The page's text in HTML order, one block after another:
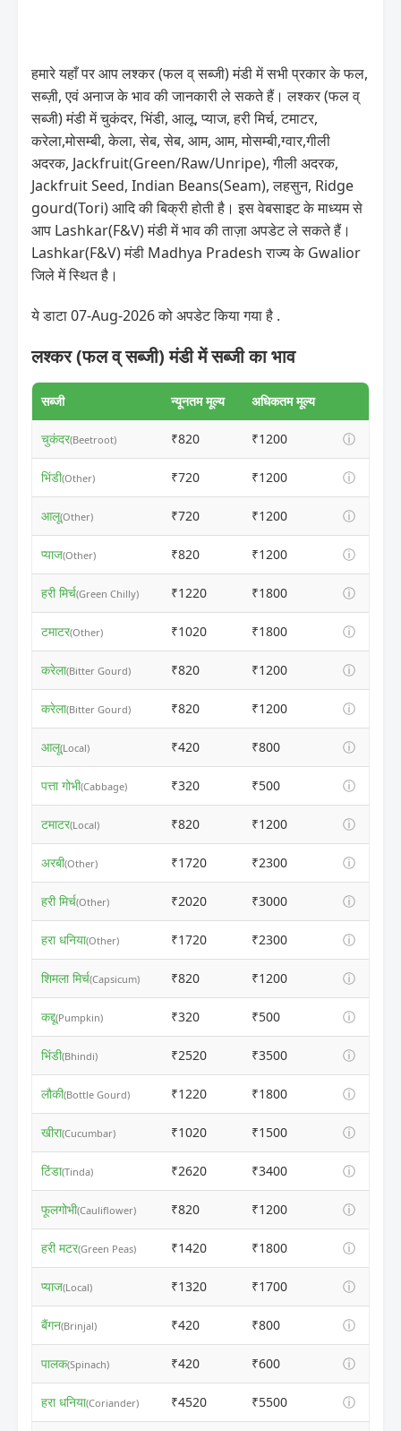
हमारे यहाँ पर आप लश्कर (फल व् सब्जी) मंडी में सभी प्रकार के फल,
सब्ज़ी, एवं अनाज के भाव की जानकारी ले सकते हैं। लश्कर (फल व्
सब्जी) मंडी में चुकंदर, भिंडी, आलू, प्याज, हरी मिर्च, टमाटर,
करेला,मोसम्बी, केला, सेब, सेब, आम, आम, मोसम्बी,ग्वार,गीली
अदरक, Jackfruit(Green/Raw/Unripe), गीली अदरक,
Jackfruit Seed, Indian Beans(Seam), लहसुन, Ridge
gourd(Tori) आदि की बिक्री होती है। इस वेबसाइट के माध्यम से
आप Lashkar(F&V) मंडी में भाव की ताज़ा अपडेट ले सकते हैं।
Lashkar(F&V) मंडी Madhya Pradesh राज्य के Gwalior
जिले में स्थित है।
ये डाटा 07-Aug-2026 को अपडेट किया गया है .
लश्कर (फल व् सब्जी) मंडी में सब्जी का भाव
सब्जी न्यूनतम मूल्य अधिकतम मूल्य
चुकंदर(Beetroot) ₹820 ₹1200 ⓘ
भिंडी(Other) ₹720 ₹1200 ⓘ
आलू(Other) ₹720 ₹1200 ⓘ
प्याज(Other) ₹820 ₹1200 ⓘ
हरी मिर्च(Green Chilly) ₹1220 ₹1800 ⓘ
टमाटर(Other) ₹1020 ₹1800 ⓘ
करेला(Bitter Gourd) ₹820 ₹1200 ⓘ
करेला(Bitter Gourd) ₹820 ₹1200 ⓘ
आलू(Local) ₹420 ₹800 ⓘ
पत्ता गोभी(Cabbage) ₹320 ₹500 ⓘ
टमाटर(Local) ₹820 ₹1200 ⓘ
अरबी(Other) ₹1720 ₹2300 ⓘ
हरी मिर्च(Other) ₹2020 ₹3000 ⓘ
हरा धनिया(Other) ₹1720 ₹2300 ⓘ
शिमला मिर्च(Capsicum) ₹820 ₹1200 ⓘ
कद्दू(Pumpkin) ₹320 ₹500 ⓘ
भिंडी(Bhindi) ₹2520 ₹3500 ⓘ
लौकी(Bottle Gourd) ₹1220 ₹1800 ⓘ
खीरा(Cucumbar) ₹1020 ₹1500 ⓘ
टिंडा(Tinda) ₹2620 ₹3400 ⓘ
फूलगोभी(Cauliflower) ₹820 ₹1200 ⓘ
हरी मटर(Green Peas) ₹1420 ₹1800 ⓘ
प्याज(Local) ₹1320 ₹1700 ⓘ
बैंगन(Brinjal) ₹420 ₹800 ⓘ
पालक(Spinach) ₹420 ₹600 ⓘ
हरा धनिया(Coriander) ₹4520 ₹5500 ⓘ